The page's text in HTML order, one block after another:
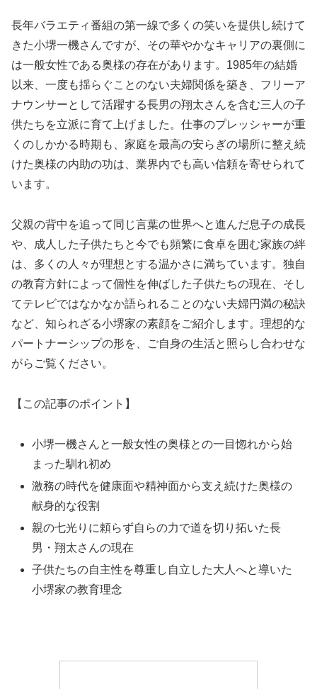
長年バラエティ番組の第一線で多くの笑いを提供し続けて
きた小堺一機さんですが、その華やかなキャリアの裏側に
は一般女性である奥様の存在があります。1985年の結婚
以来、一度も揺らぐことのない夫婦関係を築き、フリーア
ナウンサーとして活躍する長男の翔太さんを含む三人の子
供たちを立派に育て上げました。仕事のプレッシャーが重
くのしかかる時期も、家庭を最高の安らぎの場所に整え続
けた奥様の内助の功は、業界内でも高い信頼を寄せられて
います。
父親の背中を追って同じ言葉の世界へと進んだ息子の成長
や、成人した子供たちと今でも頻繁に食卓を囲む家族の絆
は、多くの人々が理想とする温かさに満ちています。独自
の教育方針によって個性を伸ばした子供たちの現在、そし
てテレビではなかなか語られることのない夫婦円満の秘訣
など、知られざる小堺家の素顔をご紹介します。理想的な
パートナーシップの形を、ご自身の生活と照らし合わせな
がらご覧ください。
【この記事のポイント】
小堺一機さんと一般女性の奥様との一目惚れから始
まった馴れ初め
激務の時代を健康面や精神面から支え続けた奥様の
献身的な役割
親の七光りに頼らず自らの力で道を切り拓いた長
男・翔太さんの現在
子供たちの自主性を尊重し自立した大人へと導いた
小堺家の教育理念